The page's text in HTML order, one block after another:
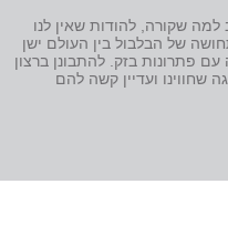
שקורה, להודות שאין לנו
של הבלבול בין העולם ישן
פתרונות בזק. להתבונן ברצון
ועדיין קשה להם